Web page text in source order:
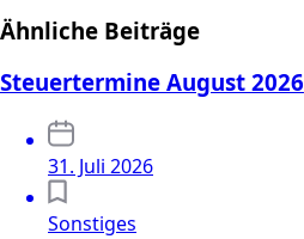
Ähnliche Beiträge
Steuertermine August 2026
31. Juli 2026
Sonstiges